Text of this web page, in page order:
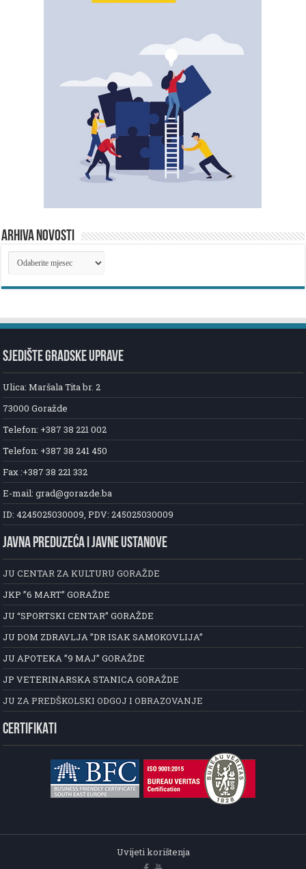
ARHIVA NOVOSTI
ARHIVA
NOVOSTI
SJEDIŠTE GRADSKE UPRAVE
Ulica: Maršala Tita br. 2
73000 Goražde
Telefon: +387 38 221 002
Telefon: +387 38 241 450
Fax :+387 38 221 332
E-mail: grad@gorazde.ba
ID: 4245025030009, PDV: 245025030009
JAVNA PREDUZEĆA I JAVNE USTANOVE
JU CENTAR ZA KULTURU GORAŽDE
JKP ”6 MART” GORAŽDE
JU “SPORTSKI CENTAR” GORAŽDE
JU DOM ZDRAVLJA ”DR ISAK SAMOKOVLIJA”
JU APOTEKA ”9 MAJ” GORAŽDE
JP VETERINARSKA STANICA GORAŽDE
JU ZA PREDŠKOLSKI ODGOJ I OBRAZOVANJE
CERTIFIKATI
Uvijeti korištenja